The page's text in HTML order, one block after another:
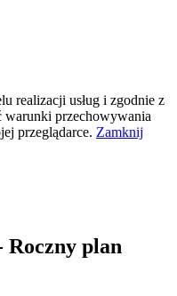
realizacji usług i zgodnie z
warunki przechowywania
przeglądarce. Zamknij
Roczny plan